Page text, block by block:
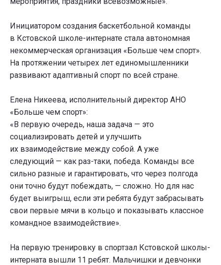
Инициатором создания баскетбольной команды
в Кстовской школе-интернате стала автономная
некоммерческая организация «Больше чем спорт».
На протяжении четырех лет единомышленники
развивают адаптивный спорт по всей стране.
Елена Никеева, исполнительный директор АНО
«Больше чем спорт»:
«В первую очередь, наша задача — это
социализировать детей и улучшить
их взаимодействие между собой. А уже
следующий — как раз-таки, победа. Команды все
сильно разные и гарантировать, что через полгода
они точно будут побеждать, — сложно. Но для нас
будет выигрыш, если эти ребята будут забрасывать
свои первые мячи в кольцо и показывать классное
командное взаимодействие».
На первую тренировку в спортзал Кстовской школы-
интерната вышли 11 ребят. Мальчишки и девчонки